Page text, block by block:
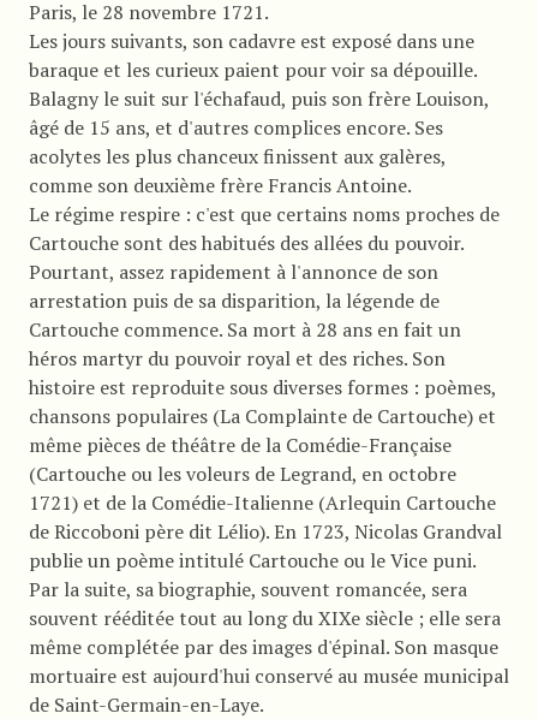
Paris, le 28 novembre 1721.
Les jours suivants, son cadavre est exposé dans une
baraque et les curieux paient pour voir sa dépouille.
Balagny le suit sur l'échafaud, puis son frère Louison,
âgé de 15 ans, et d'autres complices encore. Ses
acolytes les plus chanceux finissent aux galères,
comme son deuxième frère Francis Antoine.
Le régime respire : c'est que certains noms proches de
Cartouche sont des habitués des allées du pouvoir.
Pourtant, assez rapidement à l'annonce de son
arrestation puis de sa disparition, la légende de
Cartouche commence. Sa mort à 28 ans en fait un
héros martyr du pouvoir royal et des riches. Son
histoire est reproduite sous diverses formes : poèmes,
chansons populaires (La Complainte de Cartouche) et
même pièces de théâtre de la Comédie-Française
(Cartouche ou les voleurs de Legrand, en octobre
1721) et de la Comédie-Italienne (Arlequin Cartouche
de Riccoboni père dit Lélio). En 1723, Nicolas Grandval
publie un poème intitulé Cartouche ou le Vice puni.
Par la suite, sa biographie, souvent romancée, sera
souvent rééditée tout au long du XIXe siècle ; elle sera
même complétée par des images d'épinal. Son masque
mortuaire est aujourd'hui conservé au musée municipal
de Saint-Germain-en-Laye.